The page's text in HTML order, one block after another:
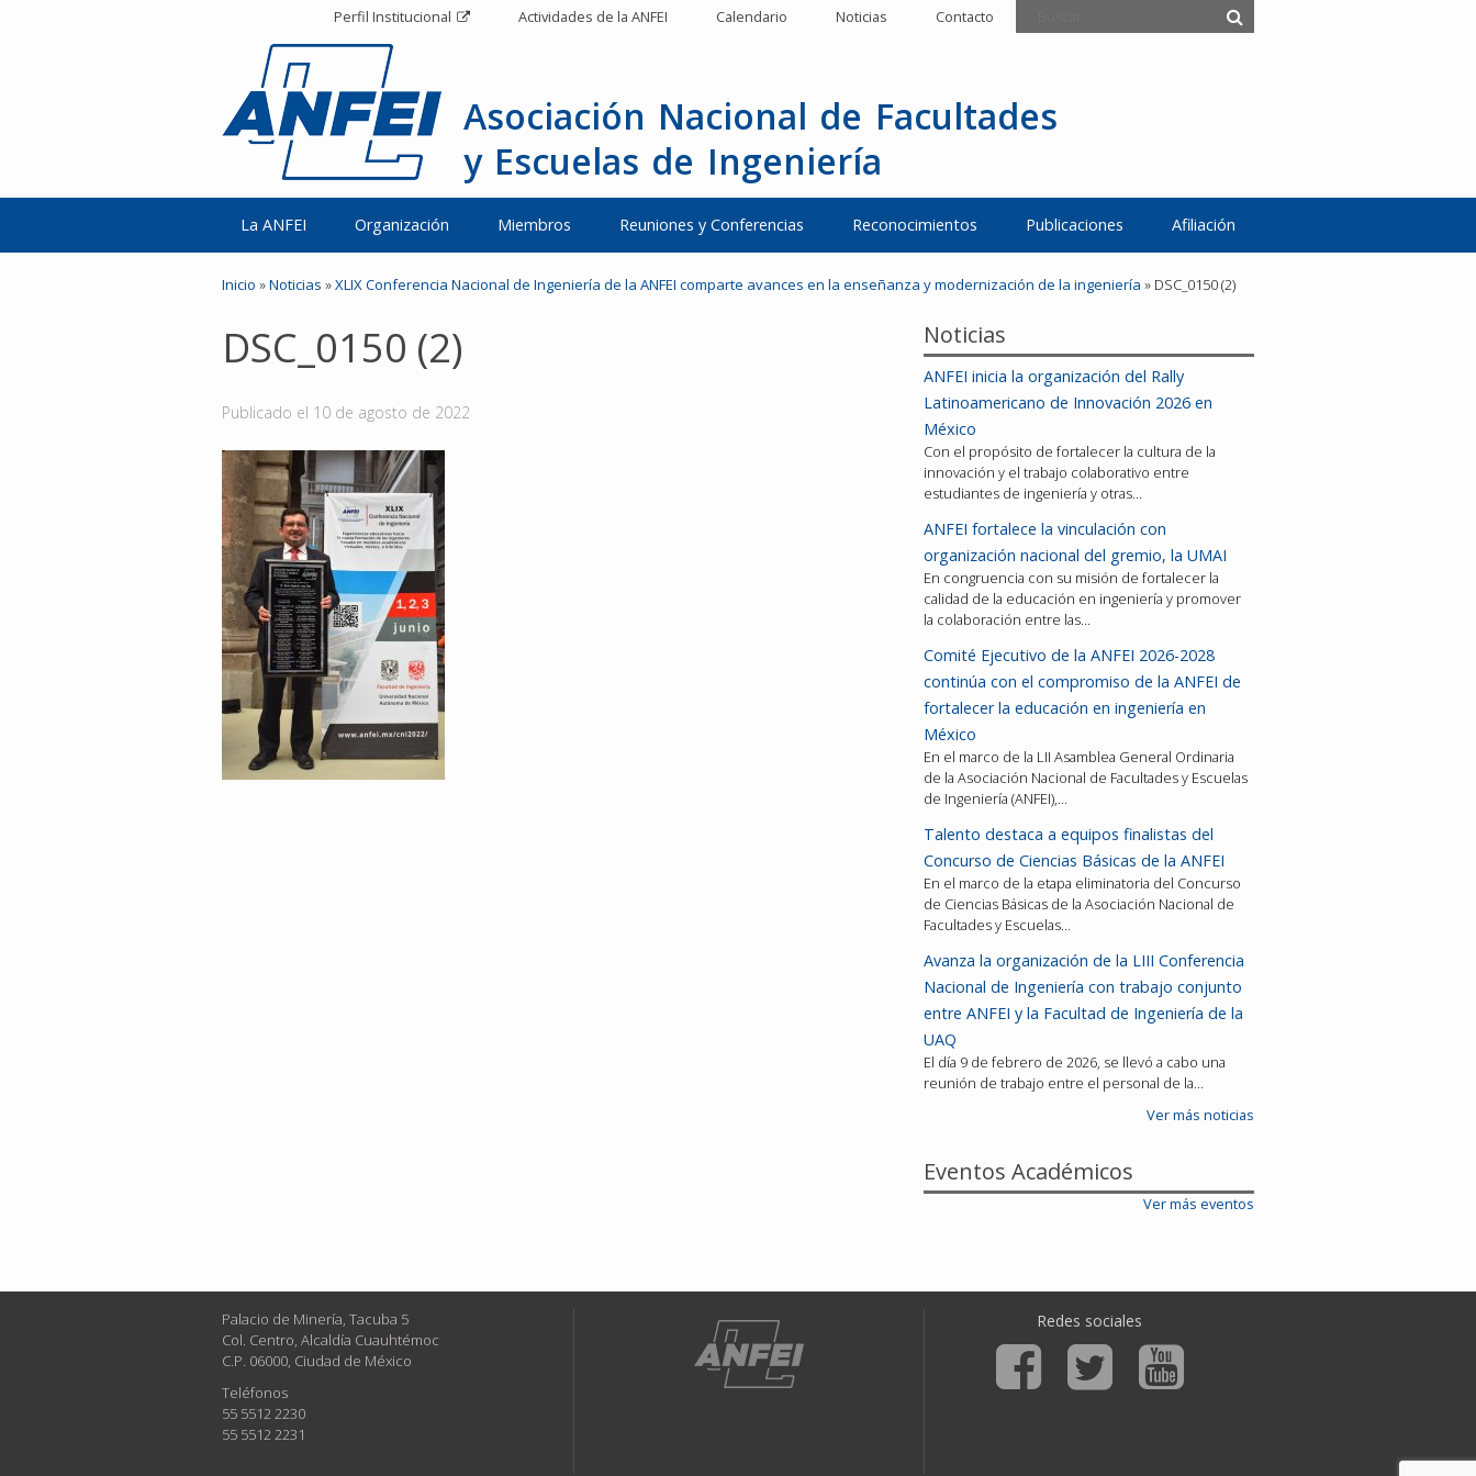
Perfil Institucional Actividades de la ANFEI Calendario Noticias Contacto
Asociación Nacional de Facultades
y Escuelas de Ingeniería
La ANFEI Organización Miembros Reuniones y Conferencias Reconocimientos Publicaciones Afiliación
Inicio »Noticias »XLIX Conferencia Nacional de Ingeniería de la ANFEI comparte avances en la enseñanza y modernización de la ingeniería » DSC_0150 (2)
DSC_0150 (2)
Publicado el 10 de agosto de 2022
Noticias
ANFEI inicia la organización del Rally
Latinoamericano de Innovación 2026 en
México
Con el propósito de fortalecer la cultura de la
innovación y el trabajo colaborativo entre
estudiantes de ingeniería y otras…
ANFEI fortalece la vinculación con
organización nacional del gremio, la UMAI
En congruencia con su misión de fortalecer la
calidad de la educación en ingeniería y promover
la colaboración entre las…
Comité Ejecutivo de la ANFEI 2026-2028
continúa con el compromiso de la ANFEI de
fortalecer la educación en ingeniería en
México
En el marco de la LII Asamblea General Ordinaria
de la Asociación Nacional de Facultades y Escuelas
de Ingeniería (ANFEI),…
Talento destaca a equipos finalistas del
Concurso de Ciencias Básicas de la ANFEI
En el marco de la etapa eliminatoria del Concurso
de Ciencias Básicas de la Asociación Nacional de
Facultades y Escuelas…
Avanza la organización de la LIII Conferencia
Nacional de Ingeniería con trabajo conjunto
entre ANFEI y la Facultad de Ingeniería de la
UAQ
El día 9 de febrero de 2026, se llevó a cabo una
reunión de trabajo entre el personal de la…
Ver más noticias
Eventos Académicos
Ver más eventos
Palacio de Minería, Tacuba 5
Col. Centro, Alcaldía Cuauhtémoc
C.P. 06000, Ciudad de México
Teléfonos
55 5512 2230
55 5512 2231
Redes sociales